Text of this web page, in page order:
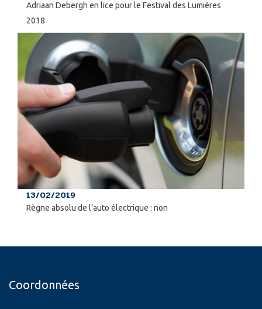
Adriaan Debergh en lice pour le Festival des Lumières
2018
13/02/2019
Règne absolu de l’auto électrique : non
Coordonnées